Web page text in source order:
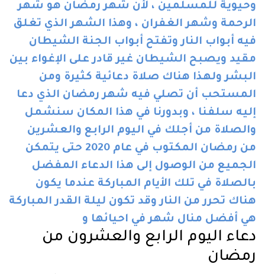
وحيوية للمسلمين ، لأن شهر رمضان هو شهر
الرحمة وشهر الغفران ، وهذا الشهر الذي تغلق
فيه أبواب النار وتفتح أبواب الجنة الشيطان
مقيد ويصبح الشيطان غير قادر على الإغواء بين
البشر ولهذا هناك صلاة دعائية كثيرة ومن
المستحب أن تصلي فيه شهر رمضان الذي دعا
إليه سلفنا ، وبدورنا في هذا المكان سنشمل
والصلاة من أجلك في اليوم الرابع والعشرين
من رمضان المكتوب في عام 2020 حتى يتمكن
الجميع من الوصول إلى هذا الدعاء المفضل
بالصلاة في تلك الأيام المباركة عندما يكون
هناك تحرر من النار وقد تكون ليلة القدر المباركة
هي أفضل منال شهر في احيائها و
دعاء اليوم الرابع والعشرون من
رمضان